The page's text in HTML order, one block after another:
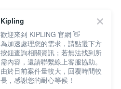
Kipling
歡迎來到 KIPLING 官網 👋
為加速處理您的需求，請點選下方
按鈕查詢相關資訊；若無法找到所
需內容，還請聯繫線上客服協助。
由於目前案件量較大，回覆時間較
長，感謝您的耐心等候！